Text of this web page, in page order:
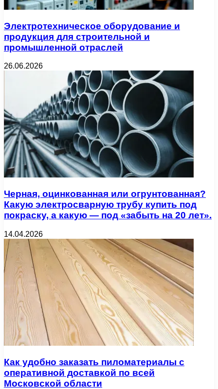
Электротехническое оборудование и
продукция для строительной и
промышленной отраслей
26.06.2026
Черная, оцинкованная или огрунтованная?
Какую электросварную трубу купить под
покраску, а какую — под «забыть на 20 лет».
14.04.2026
Как удобно заказать пиломатериалы с
оперативной доставкой по всей
Московской области